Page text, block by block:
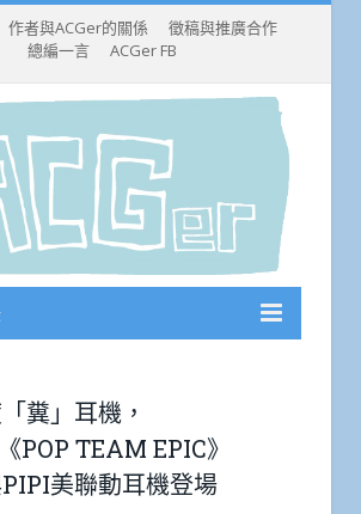
作者與ACGer的關係
徵稿與推廣合作
總編一言
ACGer FB
糞」耳機，
POP TEAM EPIC》
美聯動耳機登場